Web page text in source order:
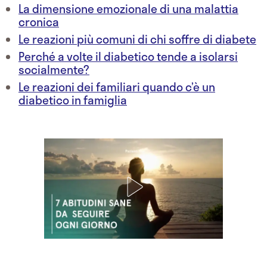
La dimensione emozionale di una malattia
cronica
Le reazioni più comuni di chi soffre di diabete
Perché a volte il diabetico tende a isolarsi
socialmente?
Le reazioni dei familiari quando c’è un
diabetico in famiglia